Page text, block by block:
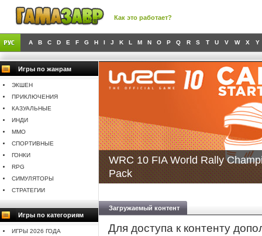
Как это работает?
A B C D E F G H I J K L M N O P Q R S T U V W X Y
Игры по жанрам
ЭКШЕН
ПРИКЛЮЧЕНИЯ
КАЗУАЛЬНЫЕ
ИНДИ
MMO
СПОРТИВНЫЕ
ГОНКИ
RPG
СИМУЛЯТОРЫ
СТРАТЕГИИ
Игры по категориям
ИГРЫ 2026 ГОДА
WRC 10 FIA World Rally
Pack
Загружаемый контент
Для доступа к контенту